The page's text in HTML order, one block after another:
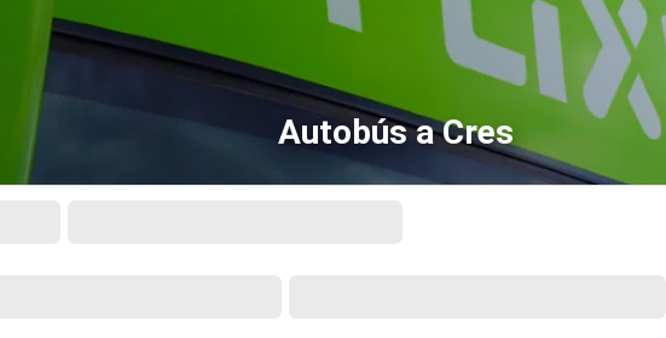
Autobús a Cres